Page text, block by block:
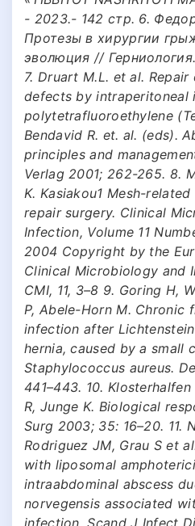
- 2023.- 142 стр. 6.
Протезы в хирургии
эволюция //
7. Druart M.L. et al.
defects by intraperitoneal
polytetrafluoroethylene
Bendavid R. et. al. (eds).
principles and
Verlag 2001; 262-265. 8.
K. Kasiakou1 Mesh-
repair surgery. Clinical
Infection, Volume 11
2004 Copyright by the
Clinical Microbiology and
CMI, 11, 3–8 9. Goring H,
P, Abele-Horn M. Chronic
infection after
hernia, caused by a small
Staphylococcus aureus.
441–443. 10. Klosterhalfen
R, Junge K. Biological
Surg 2003; 35: 16–20. 11.
Rodriguez JM, Grau S et
with liposomal
intraabdominal abscess
norvegensis associated
infection. Scand J Infect